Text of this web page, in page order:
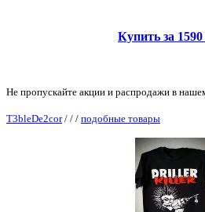
Купить за
Не пропускайте акции и распродажи в
T3bleDe2cor/ / / подобные товары